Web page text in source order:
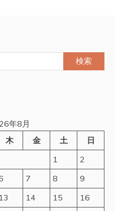
年8月
木 金 土
日
1
2
7 8
9
13 14 15
16